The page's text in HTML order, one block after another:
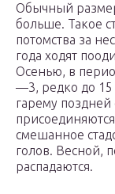
Обычный
больше. Такое
потомства за
года ходят
Осенью, в
—3, редко до 15
гарему поздней
смешанное
голов. Весной,
распадаются.